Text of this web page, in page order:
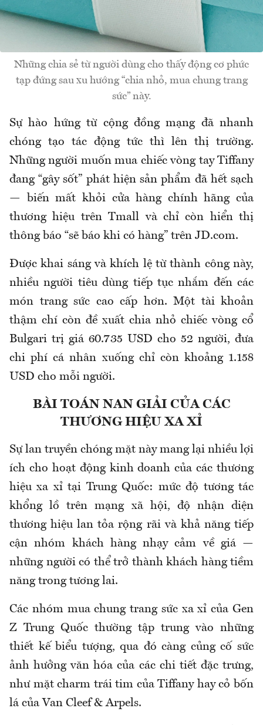
Những chia sẻ từ người dùng cho thấy động cơ phức
tạp đứng sau xu hướng “chia nhỏ, mua chung trang
sức” này.
Sự hào hứng từ cộng đồng mạng đã nhanh
chóng tạo tác động tức thì lên thị trường.
Những người muốn mua chiếc vòng tay Tiffany
đang “gây sốt” phát hiện sản phẩm đã hết sạch
— biến mất khỏi cửa hàng chính hãng của
thương hiệu trên Tmall và chỉ còn hiển thị
thông báo “sẽ báo khi có hàng” trên JD.com.
Được khai sáng và khích lệ từ thành công này,
nhiều người tiêu dùng tiếp tục nhắm đến các
món trang sức cao cấp hơn. Một tài khoản
thậm chí còn đề xuất chia nhỏ chiếc vòng cổ
Bulgari trị giá 60.735 USD cho 52 người, đưa
chi phí cá nhân xuống chỉ còn khoảng 1.158
USD cho mỗi người.
BÀI TOÁN NAN GIẢI CỦA CÁC
THƯƠNG HIỆU XA XỈ
Sự lan truyền chóng mặt này mang lại nhiều lợi
ích cho hoạt động kinh doanh của các thương
hiệu xa xỉ tại Trung Quốc: mức độ tương tác
khổng lồ trên mạng xã hội, độ nhận diện
thương hiệu lan tỏa rộng rãi và khả năng tiếp
cận nhóm khách hàng nhạy cảm về giá —
những người có thể trở thành khách hàng tiềm
năng trong tương lai.
Các nhóm mua chung trang sức xa xỉ của Gen
Z Trung Quốc thường tập trung vào những
thiết kế biểu tượng, qua đó càng củng cố sức
ảnh hưởng văn hóa của các chi tiết đặc trưng,
như mặt charm trái tim của Tiffany hay cỏ bốn
lá của Van Cleef & Arpels.